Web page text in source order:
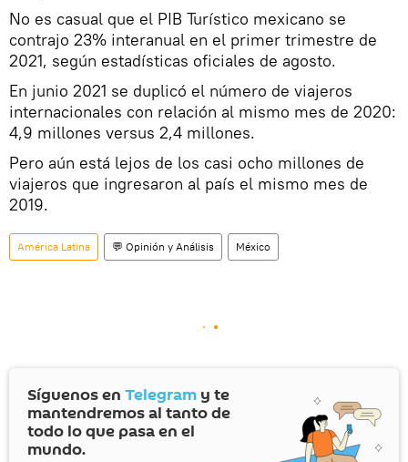
No es casual que el PIB Turístico mexicano se
contrajo 23% interanual en el primer trimestre de
2021, según estadísticas oficiales de agosto.
En junio 2021 se duplicó el número de viajeros
internacionales con relación al mismo mes de 2020:
4,9 millones versus 2,4 millones.
Pero aún está lejos de los casi ocho millones de
viajeros que ingresaron al país el mismo mes de
2019.
América Latina 💬 Opinión y Análisis México
Síguenos en Telegram y te
mantendremos al tanto de
todo lo que pasa en el
mundo.